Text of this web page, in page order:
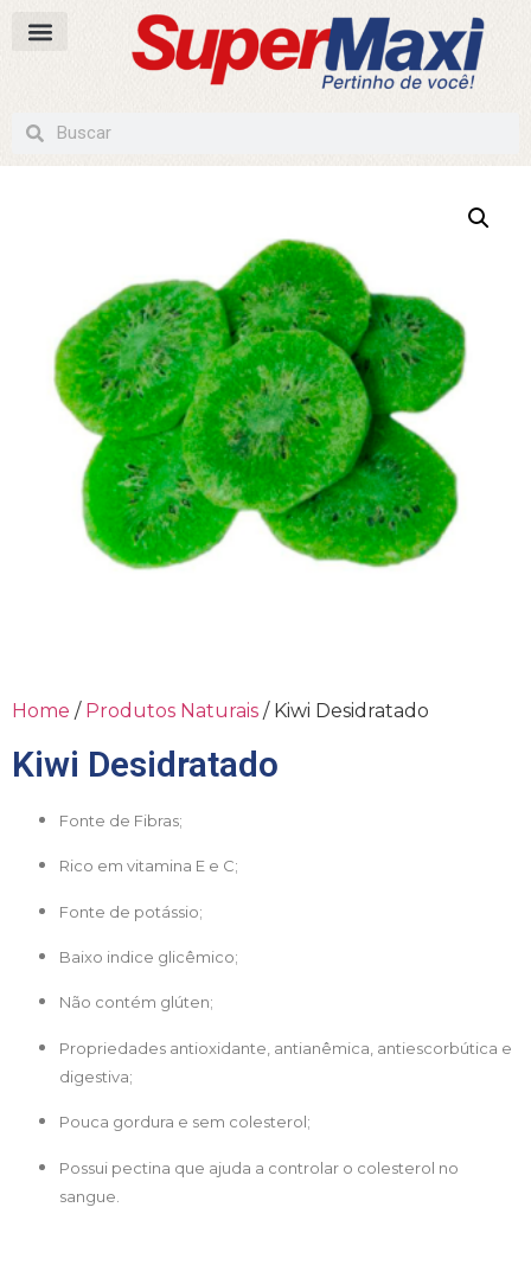
Home / Produtos Naturais / Kiwi Desidratado
Kiwi Desidratado
Fonte de Fibras;
Rico em vitamina E e C;
Fonte de potássio;
Baixo indice glicêmico;
Não contém glúten;
Propriedades antioxidante, antianêmica, antiescorbútica e
digestiva;
Pouca gordura e sem colesterol;
Possui pectina que ajuda a controlar o colesterol no
sangue.